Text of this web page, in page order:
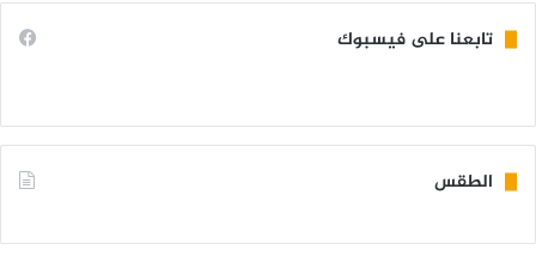
تابعنا على فيسبوك
الطقس